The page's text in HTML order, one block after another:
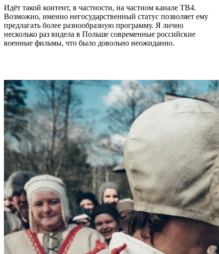
Идёт такой контент, в частности, на частном канале ТВ4.
Возможно, именно негосударственный статус позволяет ему
предлагать более разнообразную программу. Я лично
несколько раз видела в Польше современные российские
военные фильмы, что было довольно неожиданно.